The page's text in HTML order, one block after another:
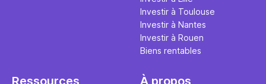
Investir à Toulouse
Investir à Nantes
Investir à Rouen
Biens rentables
Ressources À propos